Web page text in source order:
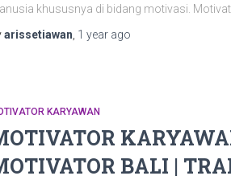
khususnya di bidang motivasi.
arissetiawan 1 yearago
KARYAWAN
BALI |